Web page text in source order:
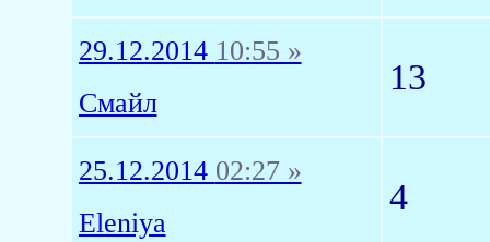
29.12.2014 10:55 »
Смайл
13
25.12.2014 02:27 »
Eleniya
4